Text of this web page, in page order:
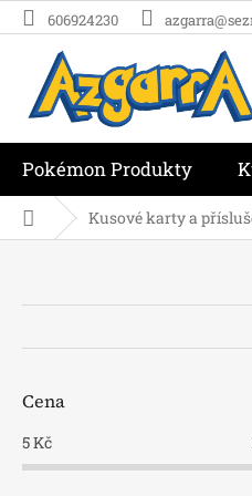
Přejít
na
606924230
Pokémon Produkty
Domů Kusové karty a
Cena
5Kč